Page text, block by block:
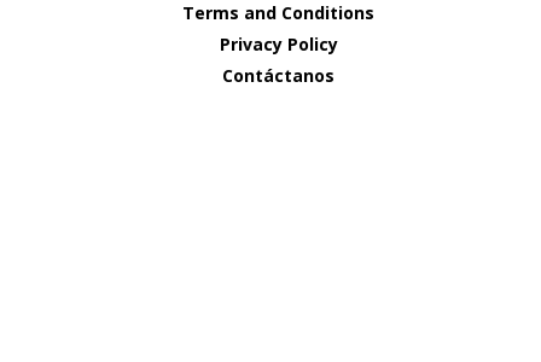
Terms and Conditions
Privacy Policy
Contáctanos